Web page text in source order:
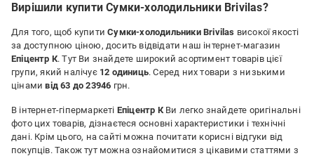
Вирішили купити Сумки-холодильники Brivilas?
Для того, щоб купитиСумки-холодильники Brivilas високої якості
за доступною ціною, досить відвідати наш інтернет-магазин
Епіцентр К. Тут Ви знайдете широкий асортимент товарів цієї
групи, який налічує 12 одиниць. Серед них товари з низькими
цінамивід 63 до 23946 грн.
В інтернет-гіпермаркеті Епіцентр КВи легко знайдете оригінальні
фото цих товарів, дізнаєтеся основні характеристики і технічні
дані. Крім цього, на сайті можна почитати корисні відгуки від
покупців. Також тут можна ознайомитися з цікавими статтями з